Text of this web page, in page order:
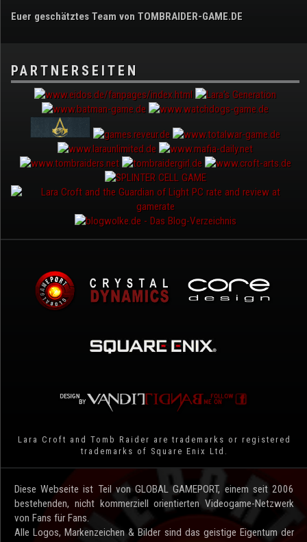
Euer geschätztes Team von TOMBRAIDER-GAME.DE
PARTNERSEITEN
Lara Croft and Tomb Raider are trademarks or registered
trademarks of Square Enix Ltd.
Diese Webseite ist Teil von GLOBAL GAMEPORT, einem seit 2006
bestehenden, nicht kommerziell orientierten Videogame-Netzwerk
von Fans für Fans.
Alle Logos, Markenzeichen & Bilder sind das geistige Eigentum der